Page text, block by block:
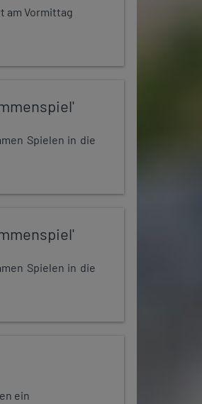
am Vormittag
Spielen in die
Spielen in die
ein